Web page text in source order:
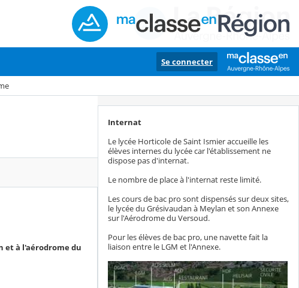
Se connecter
et à l'aérodrome du
Internat
Le lycée Horticole de Saint Ismier accueille les
élèves internes du lycée car l'établissement ne
dispose pas d'internat.
Le nombre de place à l'internat reste limité.
Les cours de bac pro sont dispensés sur deux sites,
le lycée du Grésivaudan à Meylan et son Annexe
sur l'Aérodrome du Versoud.
Pour les élèves de bac pro, une navette fait la
liaison entre le LGM et l'Annexe.